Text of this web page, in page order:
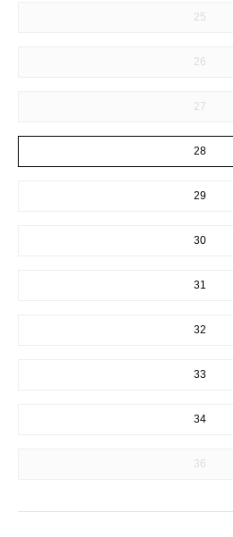
25
26
27
28
29
30
31
32
33
34
36